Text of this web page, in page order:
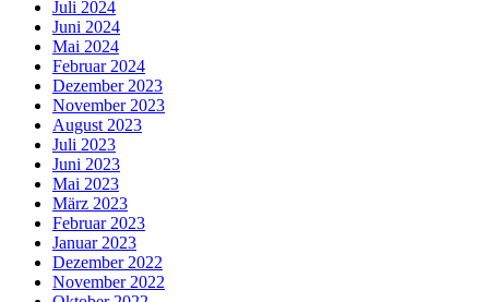
Juli 2024
Juni 2024
Mai 2024
Februar 2024
Dezember 2023
November 2023
August 2023
Juli 2023
Juni 2023
Mai 2023
März 2023
Februar 2023
Januar 2023
Dezember 2022
November 2022